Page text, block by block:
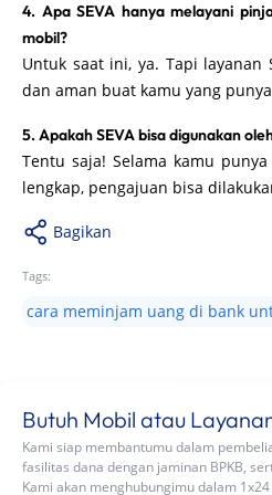
4. Apa SEVA hanya melayani
mobil?
Untuk saat ini, ya. Tapi layanan
dan aman buat kamu yang
5. Apakah SEVA bisa digunakan
Tentu saja! Selama kamu
lengkap, pengajuan bisa
Bagikan
Tags:
cara meminjam uang di bank
Butuh Mobil atau
Kami siap membantumu dalam
fasilitas dana dengan jaminan BPKB,
Kami akan menghubungimu dalam